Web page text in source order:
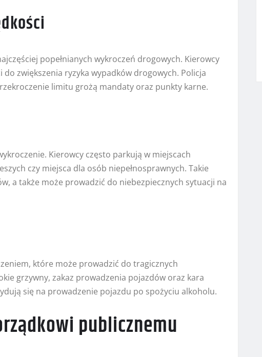
popełnianych wykroczeń drogowych. Kierowcy
zwiększenia ryzyka wypadków drogowych. Policja
limitu grożą mandaty oraz punkty karne.
Kierowcy często parkują w miejscach
czy miejsca dla osób niepełnosprawnych. Takie
a także może prowadzić do niebezpiecznych sytuacji na
które może prowadzić do tragicznych
grzywny, zakaz prowadzenia pojazdów oraz kara
się na prowadzenie pojazdu po spożyciu alkoholu.
publicznemu